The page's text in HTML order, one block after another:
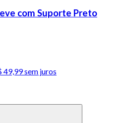
com Suporte Preto
49,99sem juros